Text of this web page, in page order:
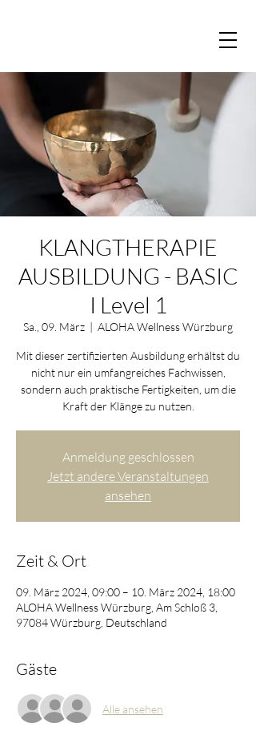
KLANGTHERAPIE
AUSBILDUNG - BASIC
I Level 1
Sa., 09. März
  |
ALOHA Wellness Würzburg
Mit dieser zertifizierten Ausbildung erhältst du
nicht nur ein umfangreiches Fachwissen,
sondern auch praktische Fertigkeiten, um die
Kraft der Klänge zu nutzen.
Anmeldung geschlossen
Jetzt andere Veranstaltungen
ansehen
Zeit & Ort
09. März 2024, 09:00 – 10. März 2024, 18:00
ALOHA Wellness Würzburg, Am Schloß 3,
97084 Würzburg, Deutschland
Gäste
Alle ansehen